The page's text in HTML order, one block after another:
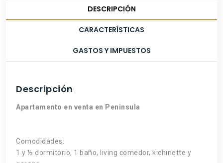
DESCRIPCIÓN
CARACTERÍSTICAS
GASTOS Y IMPUESTOS
Descripción
Apartamento en venta en Peninsula
Comodidades:
1 y ½ dormitorio, 1 baño, living comedor, kichinette y